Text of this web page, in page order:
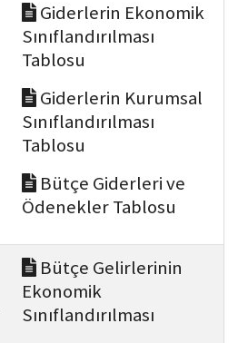
Giderlerin Ekonomik
Sınıflandırılması
Tablosu
Giderlerin Kurumsal
Sınıflandırılması
Tablosu
Bütçe Giderleri ve
Ödenekler Tablosu
Bütçe Gelirlerinin
Ekonomik
Sınıflandırılması